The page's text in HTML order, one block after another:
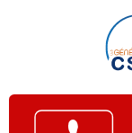
Passer au contenu